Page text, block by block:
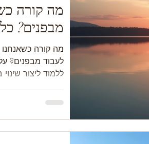
מה קורה
מבפנים?
בחיים
מה קורה
לעבוד מבפנים?
ללמוד ליצור שינוי